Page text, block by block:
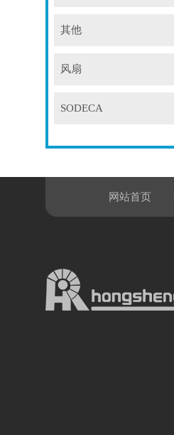
其他
风扇
SODECA
网站首页